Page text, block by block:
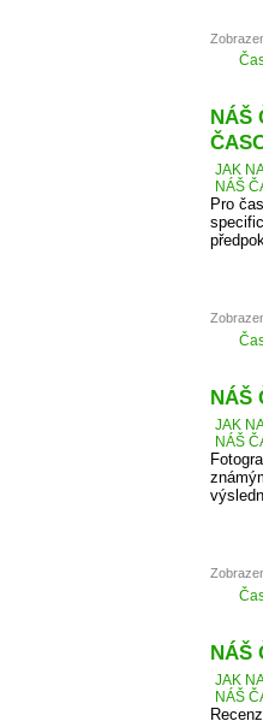
NÁŠ
JAK
NÁŠ
Pro
NÁŠ
JAK
NÁŠ
NÁŠ
JAK
NÁŠ